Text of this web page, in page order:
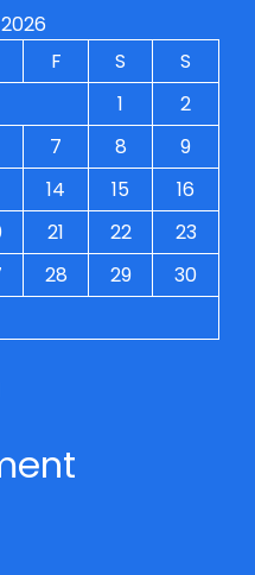
F S
S
1
2
7 8
9
14 15
16
21 22
23
28 29
30